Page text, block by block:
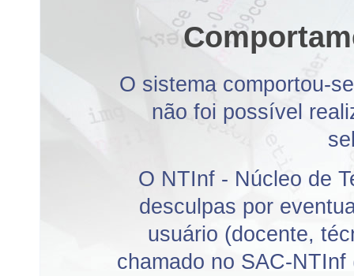
O sistema comportou-
não foi possível
O NTInf - Núcleo de
desculpas por
usuário (docente,
chamado no SAC-NTInf